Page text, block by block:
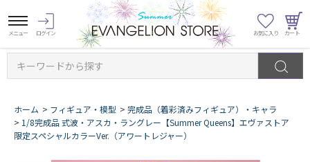
キーワードから探す
ホーム > フィギュア・模型 > 完成品（着彩済みフィギュア）・キャラ
> 1/8完成品 式波・アスカ・ラングレー【Summer Queens】エヴァストア
限定スペシャルカラーVer.（アワートレジャー）